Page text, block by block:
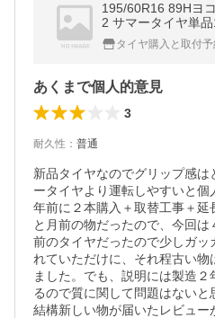
195/60R16 89Hヨ
2 サマータイヤ単品1本 | サマータイヤ 夏タ
イヤ 夏用タイヤ ポ
ートバックスで交
タイヤ購入と取付
あくまで個人的意見
3
耐久性 ： 普通
新品タイヤなのでグリップ感は
ータイヤより運転しやすいと
年前に２本購入＋取替工事＋延
と月前の物だったので、今回
前のタイヤだったので少しガッ
れていただけに、それ程古い
ました。でも、説明には製造
るので質に関して問題はない
結構新しい物が届いたレビュ